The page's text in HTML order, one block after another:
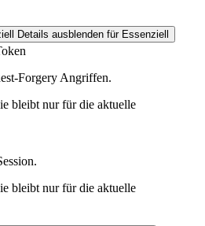
Details ausblenden für Essenziell
Forgery Angriffen.
bleibt nur für die aktuelle
bleibt nur für die aktuelle